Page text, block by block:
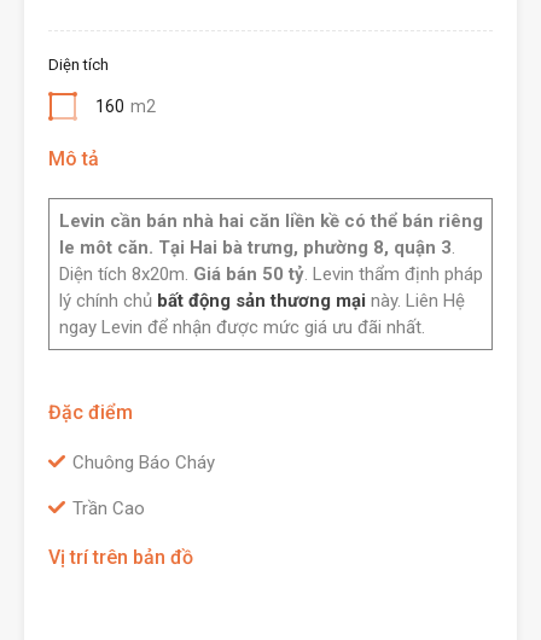
Diện tích
160 m2
Mô tả
Levin cần bán nhà hai căn liền kề có thể bán riêng
le môt căn. Tại Hai bà trưng, phường 8, quận 3.
Diện tích 8x20m. Giá bán 50 tỷ. Levin thẩm định pháp
lý chính chủ bất động sản thương mại này. Liên Hệ
ngay Levin để nhận được mức giá ưu đãi nhất.
Đặc điểm
Chuông Báo Cháy
Trần Cao
Vị trí trên bản đồ